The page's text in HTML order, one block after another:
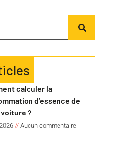
calculer la
d’essence de
?
Aucun commentaire